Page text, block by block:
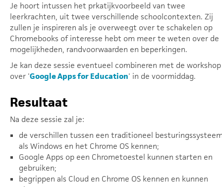
Je hoort intussen het prkatijkvoorbeeld van twee
leerkrachten, uit twee verschillende schoolcontexten. Zij
zullen je inspireren als je overweegt over te schakelen op
Chromebooks of interesse hebt om meer te weten over de
mogelijkheden, randvoorwaarden en beperkingen.
Je kan deze sessie eventueel combineren met de workshop
over 'Google Apps for Education' in de voormiddag.
Resultaat
Na deze sessie zal je:
de verschillen tussen een traditioneel
als Windows en het Chrome OS kennen;
Google Apps op een Chrometoestel kunnen starten en
gebruiken;
begrippen als Cloud en Chrome OS kennen en kunnen